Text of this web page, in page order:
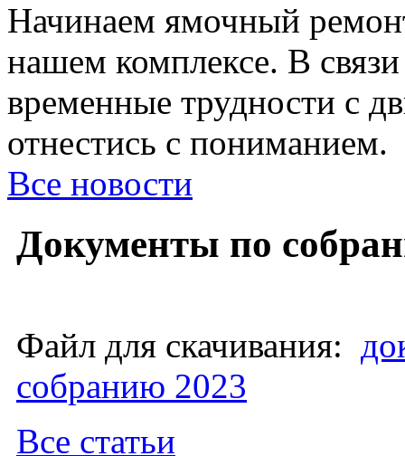
Начинаем ямочный
нашем комплексе. В
временные трудности с
отнестись с пониманием.
Все новости
Документы по
Файл для скачивания:
собранию 2023
Все статьи